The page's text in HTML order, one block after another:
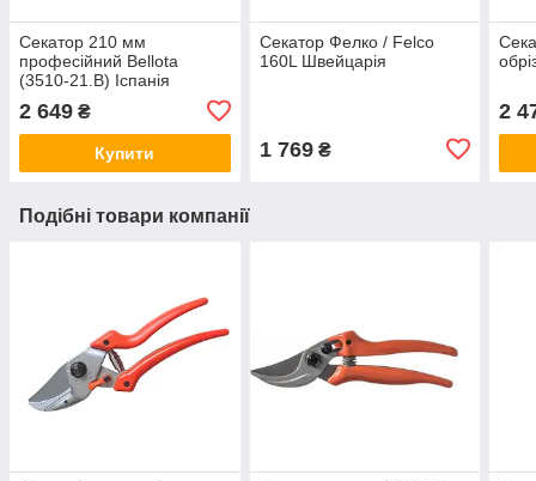
Секатор 210 мм
професійний Bellota
(3510-21.B) Іспанія
2 649 ₴
Купити
Секатор Фелко / Felco
160L Швейцарія
1 769₴
2
Подібні товари компанії